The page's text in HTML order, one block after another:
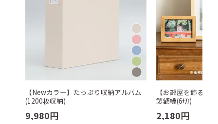
【Newカラー】たっぷり収納アルバム
(1200枚収納)
9,980円
【お部屋を飾る】
製額縁(6切)
2,180円